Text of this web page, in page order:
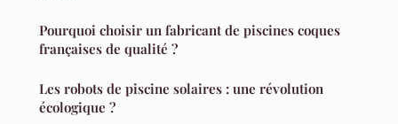
Pourquoi choisir un fabricant de piscines coques
françaises de qualité ?
Les robots de piscine solaires : une révolution
écologique ?